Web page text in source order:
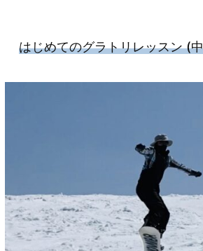
はじめてのグラトリレッスン(